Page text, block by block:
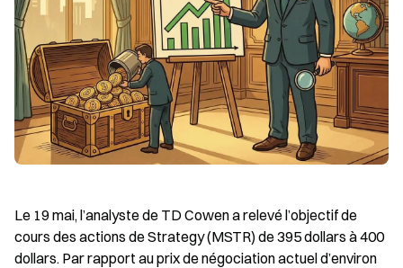
Le 19 mai, l’analyste de TD Cowen a relevé l’objectif de
cours des actions de Strategy (MSTR) de 395 dollars à 400
dollars. Par rapport au prix de négociation actuel d’environ